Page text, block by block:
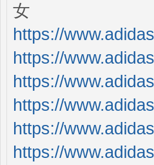
女
https://
https://
https://
https://
https://
https://